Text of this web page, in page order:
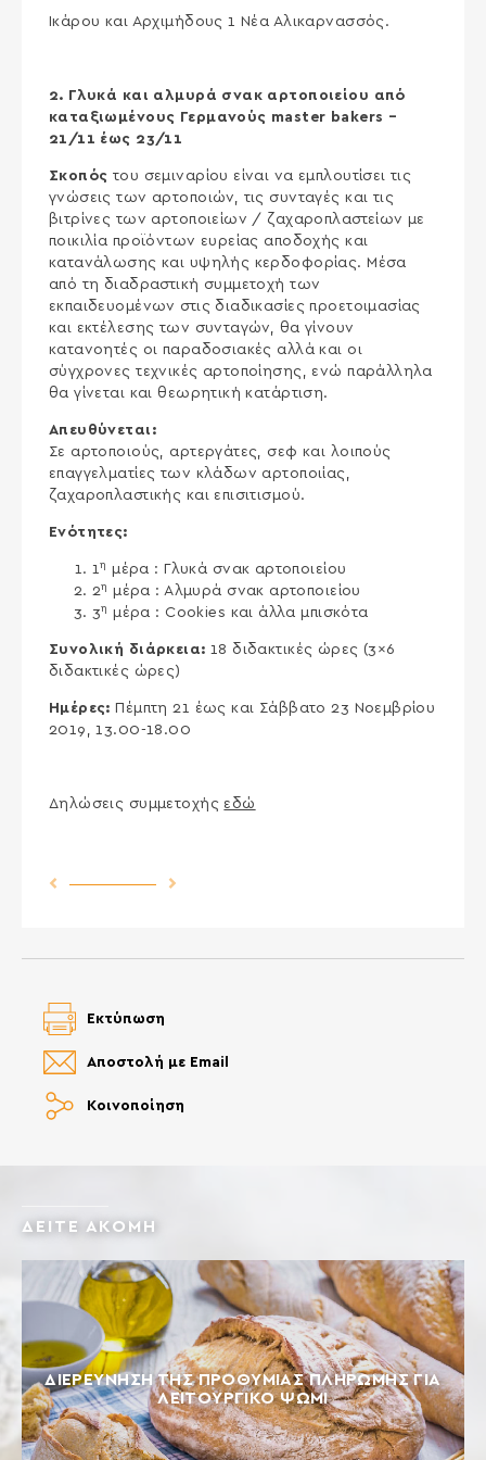
Ικάρου και Αρχιμήδους 1 Νέα Αλικαρνασσός.
2. Γλυκά και αλμυρά σνακ αρτοποιείου από
καταξιωμένους Γερμανούς master bakers –
21/11 έως 23/11
Σκοπός του σεμιναρίου είναι να εμπλουτίσει τις
γνώσεις των αρτοποιών, τις συνταγές και τις
βιτρίνες των αρτοποιείων / ζαχαροπλαστείων με
ποικιλία προϊόντων ευρείας αποδοχής και
κατανάλωσης και υψηλής κερδοφορίας. Μέσα
από τη διαδραστική συμμετοχή των
εκπαιδευομένων στις διαδικασίες προετοιμασίας
και εκτέλεσης των συνταγών, θα γίνουν
κατανοητές οι παραδοσιακές αλλά και οι
σύγχρονες τεχνικές αρτοποίησης, ενώ παράλληλα
θα γίνεται και θεωρητική κατάρτιση.
Απευθύνεται:
Σε αρτοποιούς, αρτεργάτες, σεφ και λοιπούς
επαγγελματίες των κλάδων αρτοποιίας,
ζαχαροπλαστικής και επισιτισμού.
Ενότητες:
1η μέρα : Γλυκά σνακ αρτοποιείου
2η μέρα : Αλμυρά σνακ αρτοποιείου
3η μέρα : Cookies και άλλα μπισκότα
Συνολική διάρκεια: 18 διδακτικές ώρες (3×6
διδακτικές ώρες)
Ημέρες: Πέμπτη 21 έως και Σάββατο 23 Νοεμβρίου
2019, 13.00-18.00
Δηλώσεις συμμετοχής εδώ
Κοινοποίηση
Αποστολή με Email
Εκτύπωση
ΔΕΙΤΕ ΑΚΟΜΗ
ΔΙΕΡΕΎΝΗΣΗ ΤΗΣ ΠΡΟΘΥΜΊΑΣ ΠΛΗΡΩΜΉΣ ΓΙΑ
ΛΕΙΤΟΥΡΓΙΚΌ ΨΩΜΊ